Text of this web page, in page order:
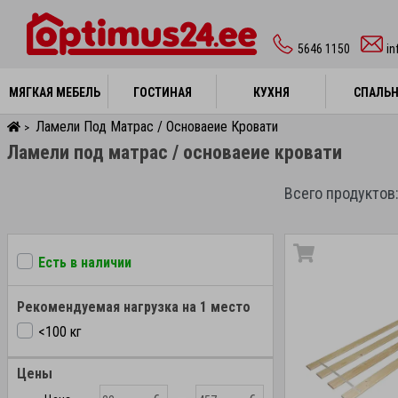
5646 1150
МЯГКАЯ МЕБЕЛЬ ГОСТИНАЯ КУХНЯ
МЯГКАЯ МЕБЕЛЬ ГОСТИНАЯ КУХНЯ
> Ламели Под Матрас / Основаеие Кровати
Ламели под матрас / основаеие кровати
Есть в наличии
Рекомендуемая нагрузка на 1 место
<100 кг
Цены
Всего